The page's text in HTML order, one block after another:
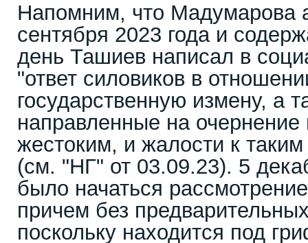
Напомним, что Мадумарова
сентября 2023 года и
день Ташиев написал в
"ответ силовиков в
государственную измену, а
направленные на очернение
жестоким, и жалости к
(см. "НГ" от 03.09.23). 5
было начаться
причем без
поскольку находится под